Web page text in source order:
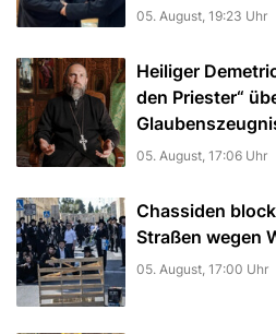
05. August, 19:23 Uhr
Heiliger
den Priester“
05. August, 17:06 Uhr
Chassiden
Straßen wegen
05. August, 17:00 Uhr